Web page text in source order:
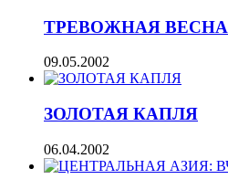
ТРЕВОЖНАЯ ВЕСНА
09.05.2002
ЗОЛОТАЯ КАПЛЯ
06.04.2002